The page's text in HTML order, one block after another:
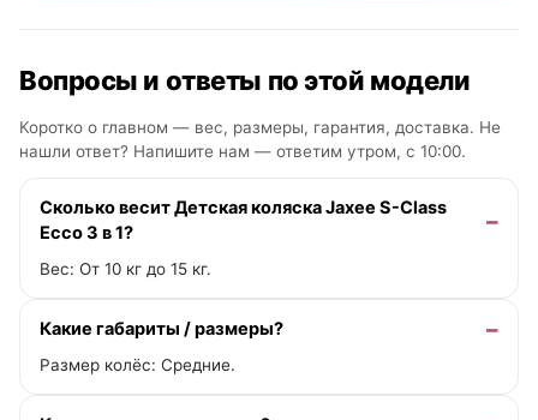
Вопросы и ответы по этой модели
Коротко о главном — вес, размеры, гарантия, доставка. Не
нашли ответ? Напишите нам — ответим утром, с 10:00.
Сколько весит Детская коляска Jaxee S-Class
Ecco 3 в 1?
Вес: От 10 кг до 15 кг.
Какие габариты / размеры?
Размер колёс: Средние.